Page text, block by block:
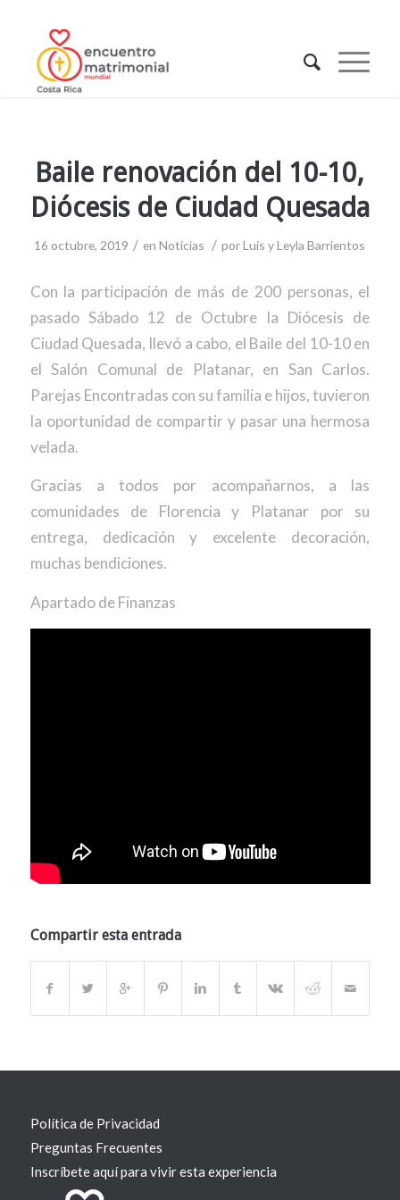
Baile renovación del 10-10,
Diócesis de Ciudad Quesada
16 octubre, 2019 / enNoticias / porLuis y Leyla Barrientos
Con la participación de más de 200 personas, el
pasado Sábado 12 de Octubre la Diócesis de
Ciudad Quesada, llevó a cabo, el Baile del 10-10 en
el Salón Comunal de Platanar, en San Carlos.
Parejas Encontradas con su familia e hijos, tuvieron
la oportunidad de compartir y pasar una hermosa
velada.
Gracias a todos por acompañarnos, a las
comunidades de Florencia y Platanar por su
entrega, dedicación y excelente decoración,
muchas bendiciones.
Apartado de Finanzas
Compartir esta entrada
Política de Privacidad
Preguntas Frecuentes
Inscríbete aquí para vivir esta experiencia